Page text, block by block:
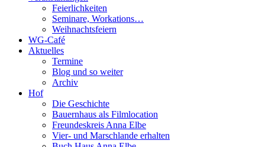
Feierlichkeiten
Seminare, Workations…
Weihnachtsfeiern
WG-Café
Aktuelles
Termine
Blog und so weiter
Archiv
Hof
Die Geschichte
Bauernhaus als Filmlocation
Freundeskreis Anna Elbe
Vier- und Marschlande erhalten